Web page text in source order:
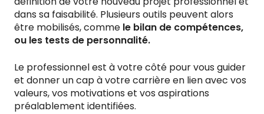
dans sa faisabilité. Plusieurs outils peuvent alors
être mobilisés, comme le bilan de compétences,
ou les tests de personnalité.
Le professionnel est à votre côté pour vous guider
et donner un cap à votre carrière en lien avec vos
valeurs, vos motivations et vos aspirations
préalablement identifiées.